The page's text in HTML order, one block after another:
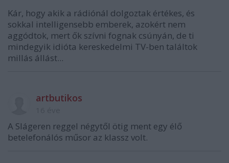
Kár, hogy akik a rádiónál dolgoztak értékes, és
sokkal intelligensebb emberek, azokért nem
aggódtok, mert ők szívni fognak csúnyán, de ti
mindegyik idióta kereskedelmi TV-ben találtok
millás állást...
artbutikos
A Slágeren reggel négytől ötig ment egy élő
betelefonálós műsor az klassz volt.